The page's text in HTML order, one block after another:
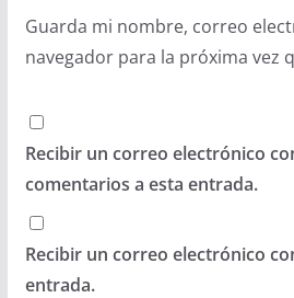
Guarda mi nombre, correo
navegador para la próxima vez
Recibir un correo electrónico
comentarios a esta entrada.
Recibir un correo electrónico
entrada.